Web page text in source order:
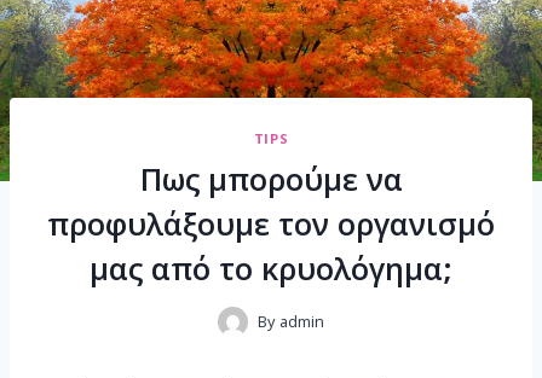
TIPS
Πως μπορούμε να
προφυλάξουμε τον οργανισμό
μας από το κρυολόγημα;
By admin